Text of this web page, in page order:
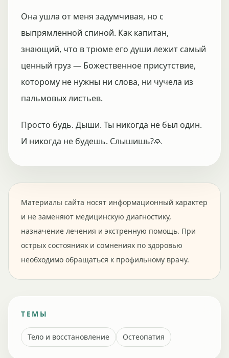
Она ушла от меня задумчивая, но с
выпрямленной спиной. Как капитан,
знающий, что в трюме его души лежит самый
ценный груз — Божественное присутствие,
которому не нужны ни слова, ни чучела из
пальмовых листьев.
Просто будь. Дыши. Ты никогда не был один.
И никогда не будешь. Слышишь?🙏
Материалы сайта носят информационный характер
и не заменяют медицинскую диагностику,
назначение лечения и экстренную помощь. При
острых состояниях и сомнениях по здоровью
необходимо обращаться к профильному врачу.
ТЕМЫ
Тело и восстановление Остеопатия